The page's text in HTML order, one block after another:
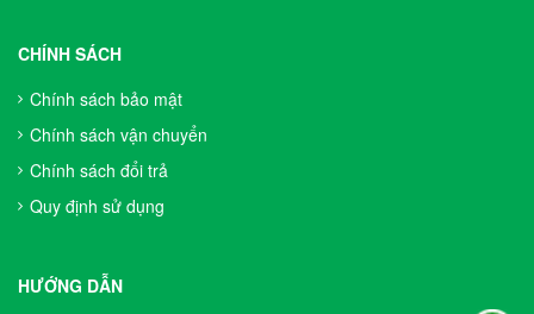
CHÍNH SÁCH
Chính sách bảo mật
Chính sách vận chuyển
Chính sách đổi trả
Quy định sử dụng
HƯỚNG DẪN